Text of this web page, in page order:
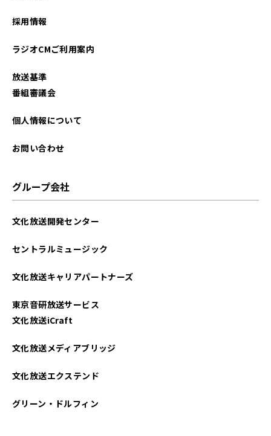
採用情報
ラジオCMご利用案内
放送基準
番組審議会
個人情報について
お問い合わせ
グループ会社
文化放送開発センター
セントラルミュージック
文化放送キャリアパートナーズ
東京音研放送サービス
文化放送iCraft
文化放送メディアブリッジ
文化放送エクステンド
グリーン・ドルフィン